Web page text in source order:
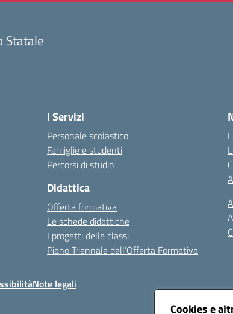
Cookies e
Statale
I Servizi
Personale scolastico
Famiglie e studenti
Percorsi di studio
Didattica
Offerta formativa
Le schede didattiche
I progetti delle classi
Piano Triennale dell’Offerta Formativa
Note legali